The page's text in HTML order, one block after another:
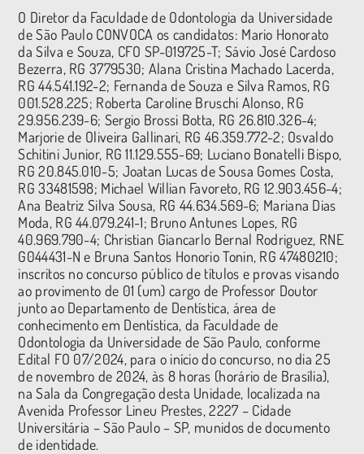
O Diretor da Faculdade de Odontologia da Universidade
de São Paulo CONVOCA os candidatos: Mario Honorato
da Silva e Souza, CFO SP-019725-T; Sávio José Cardoso
Bezerra, RG 3779530; Alana Cristina Machado Lacerda,
RG 44.541.192-2; Fernanda de Souza e Silva Ramos, RG
001.528.225; Roberta Caroline Bruschi Alonso, RG
29.956.239-6; Sergio Brossi Botta, RG 26.810.326-4;
Marjorie de Oliveira Gallinari, RG 46.359.772-2; Osvaldo
Schitini Junior, RG 11.129.555-69; Luciano Bonatelli Bispo,
RG 20.845.010-5; Joatan Lucas de Sousa Gomes Costa,
RG 33481598; Michael Willian Favoreto, RG 12.903.456-4;
Ana Beatriz Silva Sousa, RG 44.634.569-6; Mariana Dias
Moda, RG 44.079.241-1; Bruno Antunes Lopes, RG
40.969.790-4; Christian Giancarlo Bernal Rodriguez, RNE
G044431-N e Bruna Santos Honorio Tonin, RG 47480210;
inscritos no concurso público de títulos e provas visando
ao provimento de 01 (um) cargo de Professor Doutor
junto ao Departamento de Dentística, área de
conhecimento em Dentística, da Faculdade de
Odontologia da Universidade de São Paulo, conforme
Edital FO 07/2024, para o início do concurso, no dia 25
de novembro de 2024, às 8 horas (horário de Brasília),
na Sala da Congregação desta Unidade, localizada na
Avenida Professor Lineu Prestes, 2227 – Cidade
Universitária – São Paulo – SP, munidos de documento
de identidade.